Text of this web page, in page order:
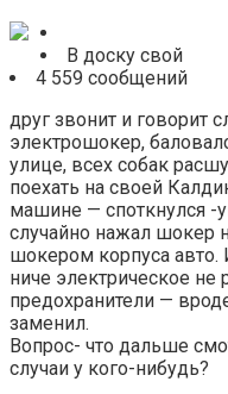
В доску свой
4 559 сообщений
друг звонит и говорит
электрошокер,
улице, всех собак
поехать на своей
машине — споткнулся -
случайно нажал шокер
шокером корпуса авто.
ниче электрическое не
предохранители —
заменил.
Вопрос- что дальше
случаи у кого-нибудь?